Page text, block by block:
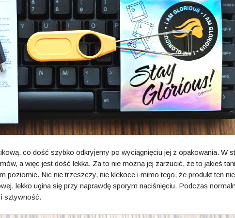
co dość szybko odkryjemy po wyciągnięciu jej z opakowania. W
a więc jest dość lekka. Za to nie można jej zarzucić, że to jakieś
poziomie. Nic nie trzeszczy, nie klekoce i mimo tego, że produkt ten nie
lekko ugina się przy naprawdę sporym naciśnięciu. Podczas
i sztywność.